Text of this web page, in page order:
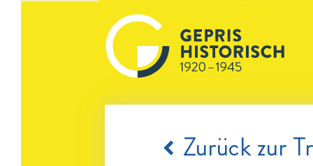
Zurück zur